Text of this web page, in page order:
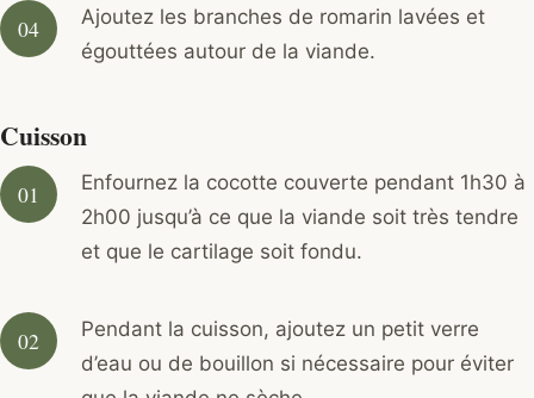
Ajoutez les branches de romarin lavées et
égouttées autour de la viande.
Cuisson
Enfournez la cocotte couverte pendant 1h30 à
2h00 jusqu’à ce que la viande soit très tendre
et que le cartilage soit fondu.
Pendant la cuisson, ajoutez un petit verre
d’eau ou de bouillon si nécessaire pour éviter